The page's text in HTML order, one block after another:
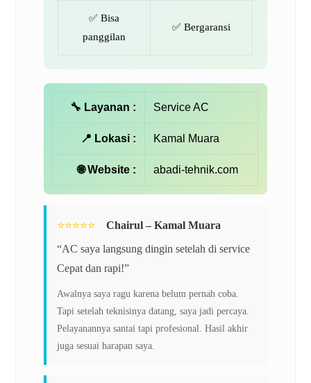
✅ Bisa
panggilan
✅ Bergaransi
🔧 Layanan : Service AC
📍 Lokasi : Kamal Muara
🌐 Website : abadi-tehnik.com
⭐️⭐️⭐️⭐️⭐️
Chairul – Kamal Muara
“AC saya langsung dingin setelah di service
Cepat dan rapi!”
Awalnya saya ragu karena belum pernah coba.
Tapi setelah teknisinya datang, saya jadi percaya.
Pelayanannya santai tapi profesional. Hasil akhir
juga sesuai harapan saya.